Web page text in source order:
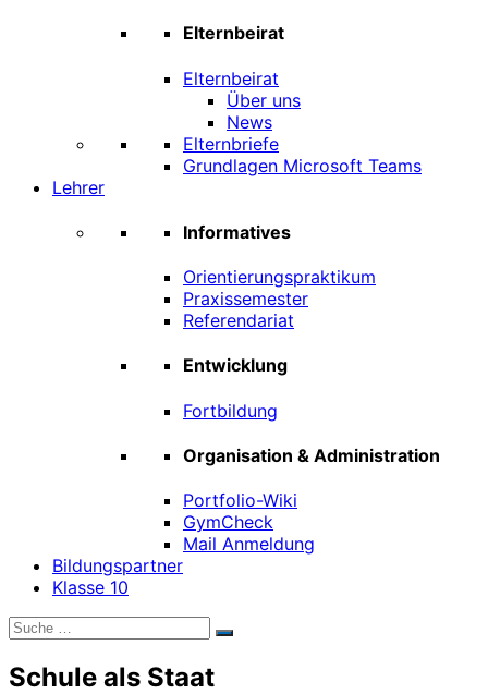
Elternbeirat
Elternbeirat
Über uns
News
Elternbriefe
Grundlagen Microsoft Teams
Lehrer
Informatives
Orientierungspraktikum
Praxissemester
Referendariat
Entwicklung
Fortbildung
Organisation & Administration
Portfolio-Wiki
GymCheck
Mail Anmeldung
Bildungspartner
Klasse 10
Suche
Suchen
Schule als Staat